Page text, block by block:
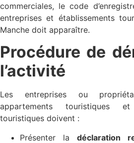
commerciales, le code
entreprises et établissements
Manche doit apparaître.
Procédure de
l’activité
Les entreprises ou
appartements touristiques
touristiques doivent :
Présenter la déclaration